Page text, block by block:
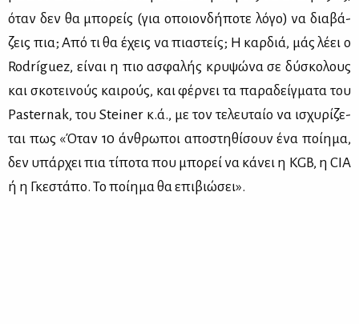
όταν δεν θα μπο­ρείς (για οποιον­δή­πο­τε λό­γο) να δια­βά­
ζεις πια; Από τι θα έχεις να πια­στείς; Η καρ­διά, μάς λέ­ει ο
Rodríguez, εί­ναι η πιο ασφα­λής κρυ­ψώ­να σε δύ­σκο­λους
και σκο­τει­νούς και­ρούς, και φέρ­νει τα πα­ρα­δείγ­μα­τα του
Pasternak, του Steiner κ.ά., με τον τε­λευ­ταίο να ισχυ­ρί­ζε­
ται πως «Όταν 10 άν­θρω­ποι απο­στη­θί­σουν ένα ποί­η­μα,
δεν υπάρ­χει πια τί­πο­τα που μπο­ρεί να κά­νει η KGB, η CIA
ή η Γκε­στά­πο. Το ποί­η­μα θα επι­βιώ­σει».